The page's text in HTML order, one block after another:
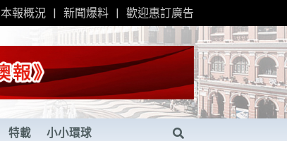
本報概況 新聞爆料 歡迎惠訂廣告
特載 小小環球